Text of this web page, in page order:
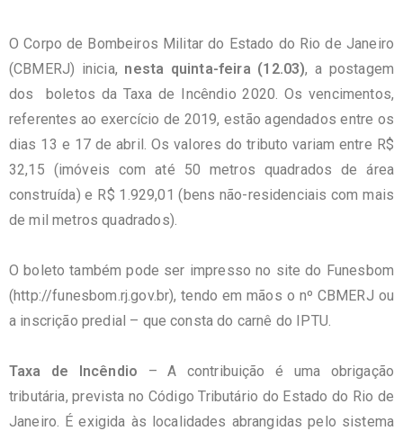
O Corpo de Bombeiros Militar do Estado do Rio de Janeiro
(CBMERJ) inicia, nesta quinta-feira (12.03), a postagem
dos boletos da Taxa de Incêndio 2020. Os vencimentos,
referentes ao exercício de 2019, estão agendados entre os
dias 13 e 17 de abril. Os valores do tributo variam entre R$
32,15 (imóveis com até 50 metros quadrados de área
construída) e R$ 1.929,01 (bens não-residenciais com mais
de mil metros quadrados).
O boleto também pode ser impresso no site do Funesbom
(http://funesbom.rj.gov.br), tendo em mãos o nº CBMERJ ou
a inscrição predial – que consta do carnê do IPTU.
Taxa de Incêndio – A contribuição é uma obrigação
tributária, prevista no Código Tributário do Estado do Rio de
Janeiro. É exigida às localidades abrangidas pelo sistema